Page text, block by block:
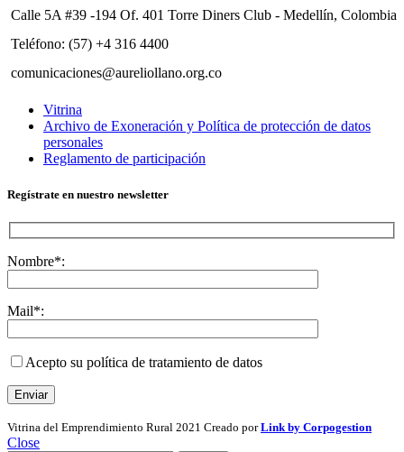
Calle 5A #39 -194 Of. 401 Torre Diners Club - Medellín, Colombia
Teléfono: (57) +4 316 4400
comunicaciones@aureliollano.org.co
Vitrina
Archivo de Exoneración y Política de protección de datos
personales
Reglamento de participación
Regístrate en nuestro newsletter
Nombre*:
Mail*:
Acepto su política de tratamiento de datos
Vitrina del Emprendimiento Rural 2021 Creado porLink by Corpogestion
Close